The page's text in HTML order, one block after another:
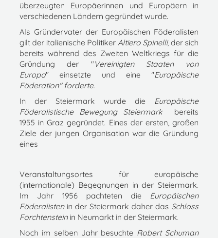
überzeugten Europäerinnen und Europäern in
verschiedenen Ländern gegründet wurde.
Als Gründervater der Europäischen Föderalisten
gilt der italienische Politiker Altiero Spinelli, der sich
bereits während des Zweiten Weltkriegs für die
Gründung der "Vereinigten Staaten von
Europa" einsetzte und eine "Europäische
Föderation" forderte.
In der Steiermark wurde die Europäische
Föderalistische Bewegung
Steiermarkbereits
1955 in Graz gegründet. Eines der ersten, großen
Ziele der jungen Organisation war die Gründung
eines
Veranstaltungsortes für europäische
(internationale) Begegnungen in der Steiermark.
Im Jahr 1956 pachteten die Europäischen
Föderalistenin der Steiermark daher das Schloss
Forchtensteinin Neumarkt in der Steiermark.
Noch im selben Jahr besuchte Robert Schuman